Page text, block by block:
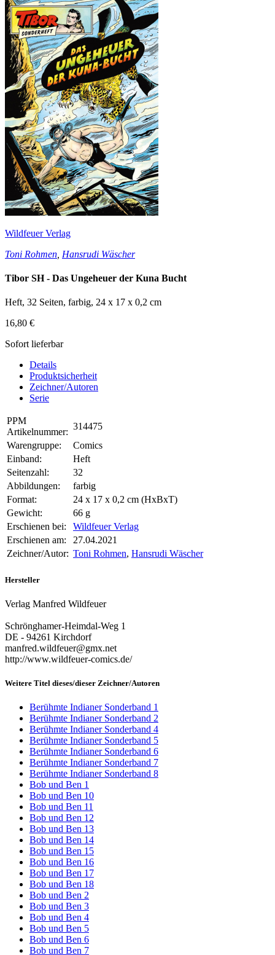
Wildfeuer Verlag
Toni Rohmen Hansrudi Wäscher
Tibor SH - Das Ungeheuer der Kuna Bucht
Heft, 32 Seiten, farbig, 24 x 17 x 0,2 cm
16,80 €
Sofort lieferbar
Details
Produktsicherheit
Zeichner/Autoren
Serie
PPM
Artikelnummer:
314475
Warengruppe:
Comics
Einband:
Heft
Seitenzahl:
32
Abbildungen:
farbig
Format:
24 x 17 x 0,2 cm (HxBxT)
Gewicht:
66 g
Erschienen bei:
Wildfeuer Verlag
Erschienen am:
27.04.2021
Zeichner/Autor: Toni Rohmen, Hansrudi Wäscher
Hersteller
Verlag Manfred Wildfeuer
Schrönghamer-Heimdal-Weg 1
DE - 94261 Kirchdorf
manfred.wildfeuer@gmx.net
http://www.wildfeuer-comics.de/
Weitere Titel dieses/dieser Zeichner/Autoren
Berühmte Indianer Sonderband 1
Berühmte Indianer Sonderband 2
Berühmte Indianer Sonderband 4
Berühmte Indianer Sonderband 5
Berühmte Indianer Sonderband 6
Berühmte Indianer Sonderband 7
Berühmte Indianer Sonderband 8
Bob und Ben 1
Bob und Ben 10
Bob und Ben 11
Bob und Ben 12
Bob und Ben 13
Bob und Ben 14
Bob und Ben 15
Bob und Ben 16
Bob und Ben 17
Bob und Ben 18
Bob und Ben 2
Bob und Ben 3
Bob und Ben 4
Bob und Ben 5
Bob und Ben 6
Bob und Ben 7